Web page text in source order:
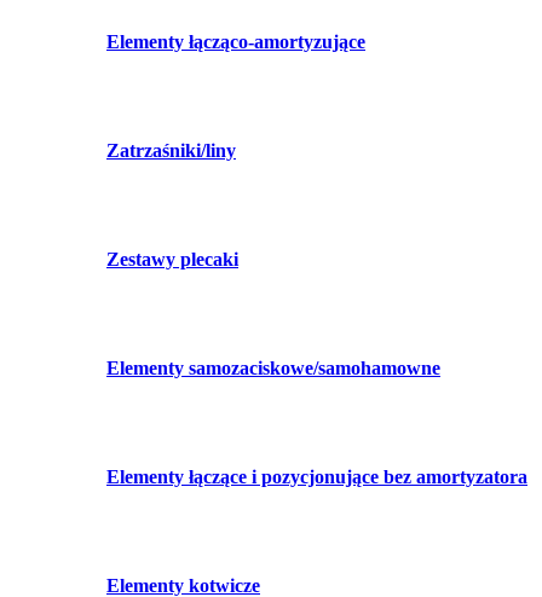
Elementy łącząco-amortyzujące
Zatrzaśniki/liny
Zestawy plecaki
Elementy samozaciskowe/samohamowne
Elementy łączące i pozycjonujące bez amortyzatora
Elementy kotwicze